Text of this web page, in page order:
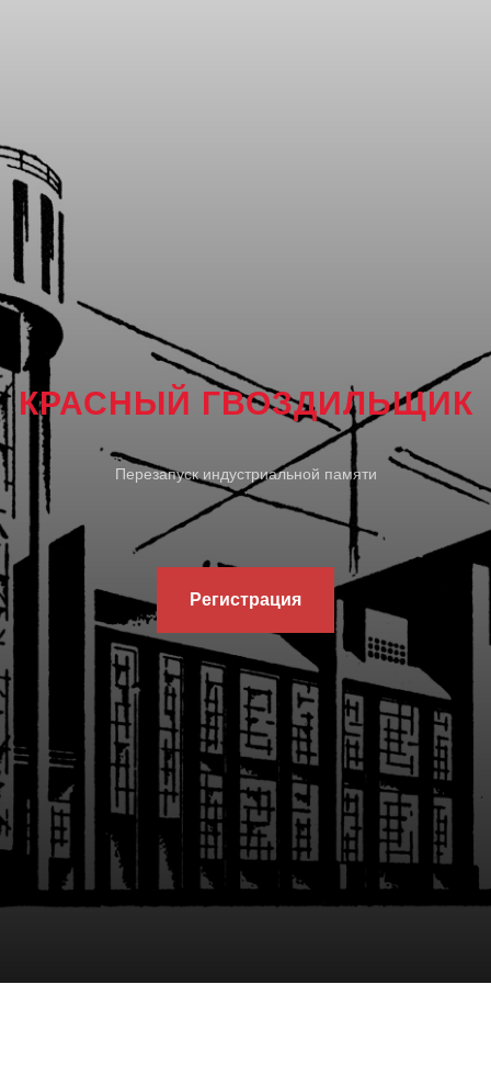
КРАСНЫЙ ГВОЗДИЛЬЩИК
Перезапуск индустриальной памяти
Регистрация